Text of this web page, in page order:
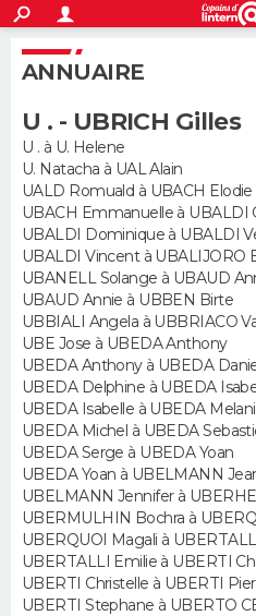
ACTUALITÉS
Politique
Société
Faits Divers
Education
Monde
Villes
+
SPORT
Coupe du monde 2026
Football
Tennis
Cyclisme
Rugby
Forum
CULTURE
Programme TV
TNTStreaming
Cinéma
Sorties cinéma
Musique
+
FINANCE
Retraite
Impôts
Epargne
Immobilier
Risques naturels par ville
Banque
Assurance
Crédit
AUTO
Essais
Réserver un essai
Citadines
Berlines
SUV
Forum auto
+
HIGH-TECH
Mobiles
Meilleur smartphone
Internet
Ordinateurs
Jeux vidéo
Guide high-tech
+
BRICOLAGE
Forum
Aménagement intérieur
Extérieur
Cuisine
Salle de bains
Jardinage
Rangement
WEEK-END
Guides de France
Escapades
Patrimoine
Expositions
Musées
Week-end nature
+
LIFESTYLE
Art de vivre
Bien-être
Loisirs
Mode
Modes de vie
SANTE
Alimentation
Guide de la santé
Maladies
Médicaments
Sommeil
VOYAGE
Destinations
City break
Voyage nature
Voyage de noces
Forum
Climat
+
PHOTO
S'inscrire
Connexion
ANNUAIRE
U . - UBRICH Gilles
U . à U. Helene
U. Natacha à UAL Alain
UALD Romuald à UBACH Elodie
UBACH Emmanuelle à UBALDI
UBALDI Dominique à UBALDI
UBALDI Vincent à UBALIJORO
UBANELL Solange à UBAUD
UBAUD Annie à UBBEN Birte
UBBIALI Angela à UBBRIACO
UBE Jose à UBEDA Anthony
UBEDA Anthony à UBEDA
UBEDA Delphine à UBEDA
UBEDA Isabelle à UBEDA
UBEDA Michel à UBEDA
UBEDA Serge à UBEDA Yoan
UBEDA Yoan à UBELMANN
UBELMANN Jennifer à
UBERMULHIN Bochra à
UBERQUOI Magali à
UBERTALLI Emilie à UBERTI
UBERTI Christelle à UBERTI
UBERTI Stephane à UBERTO